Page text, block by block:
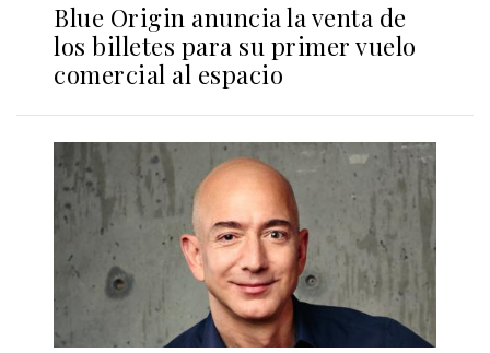
Blue Origin anuncia la venta de
los billetes para su primer vuelo
comercial al espacio